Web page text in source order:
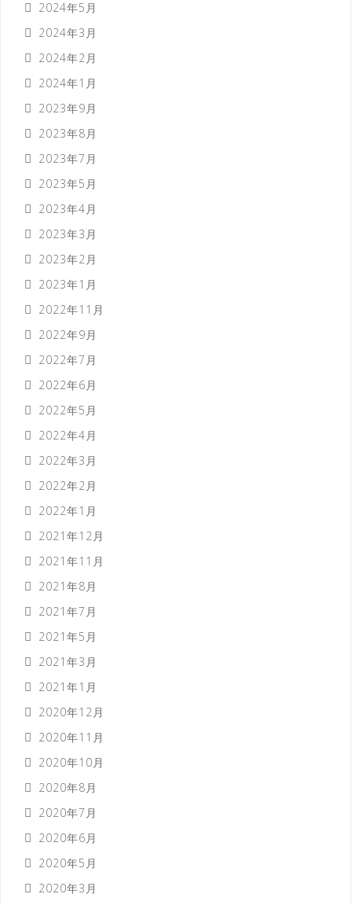
2024年5月
2024年3月
2024年2月
2024年1月
2023年9月
2023年8月
2023年7月
2023年5月
2023年4月
2023年3月
2023年2月
2023年1月
2022年11月
2022年9月
2022年7月
2022年6月
2022年5月
2022年4月
2022年3月
2022年2月
2022年1月
2021年12月
2021年11月
2021年8月
2021年7月
2021年5月
2021年3月
2021年1月
2020年12月
2020年11月
2020年10月
2020年8月
2020年7月
2020年6月
2020年5月
2020年3月